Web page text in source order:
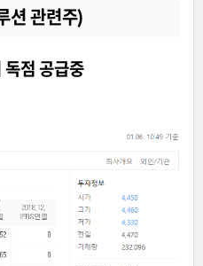
션 관련주)
독점 공급중